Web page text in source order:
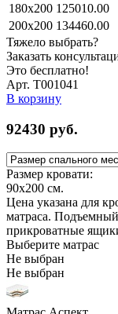
180x200 125010.00
200x200 134460.00
Тяжело выбрать?
Заказать
Это бесплатно!
Арт. Т001041
В корзину
92430 руб.
Размер кровати:
90x200 см.
Цена указана для
матраса.
прикроватные
Выберите матрас
Не выбран
Не выбран